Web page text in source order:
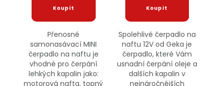
Přenosné
samonasávací MINI
čerpadlo na naftu je
vhodné pro čerpání
lehkých kapalin jako:
motorová nafta, topný
Spolehlivé čerpadlo na
naftu 12V od Geka je
čerpadlo, které Vám
usnadní čerpání oleje a
dalších kapalin v
nejnáročnějších